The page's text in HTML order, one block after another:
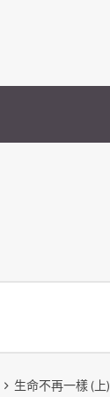
生命不再一樣 (上)